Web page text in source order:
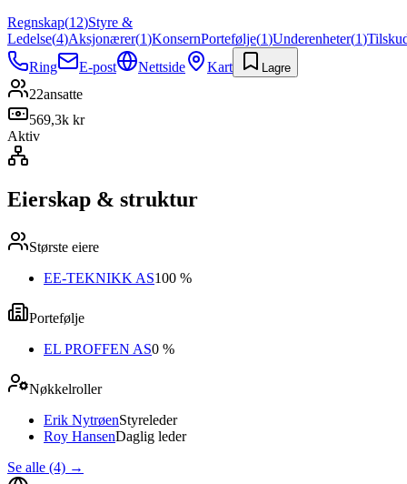
Regnskap(12)Styre &
Ledelse(4)Aksjonærer(1)KonsernPortefølje(1)Underenheter(1)
Ring
E-post Nettside Kart Lagre
22ansatte
569,3k kr
Aktiv
Eierskap & struktur
Største eiere
EE-TEKNIKK AS100 %
Portefølje
EL PROFFEN AS0 %
Nøkkelroller
Erik NytrøenStyreleder
Roy HansenDaglig leder
Se alle (4) →